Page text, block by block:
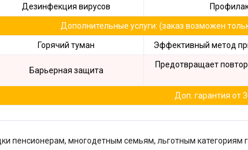
Дезинфекция вирусов
Дополнительные услуги: (заказ возможен
Горячий туман Эффективный метод
Барьерная защита
Предотвращает
Доп. гарантия от
пенсионерам, многодетным семьям, льготным категориям